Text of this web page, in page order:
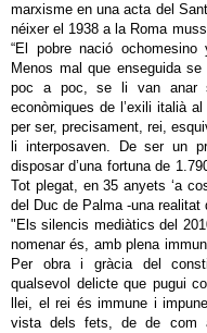
marxisme en una acta del
néixer el 1938 a la Roma
“El pobre nació
Menos mal que enseguida
poc a poc, se li van anar
econòmiques de l’exili italià
per ser, precisament, rei,
li interposaven. De ser un
disposar d’una fortuna de
Tot plegat, en 35 anyets ‘a
del Duc de Palma -una
"Els silencis mediàtics del
nomenar és, amb plena
Per obra i gràcia del
qualsevol delicte que pugui
llei, el rei és immune i
vista dels fets, de de com